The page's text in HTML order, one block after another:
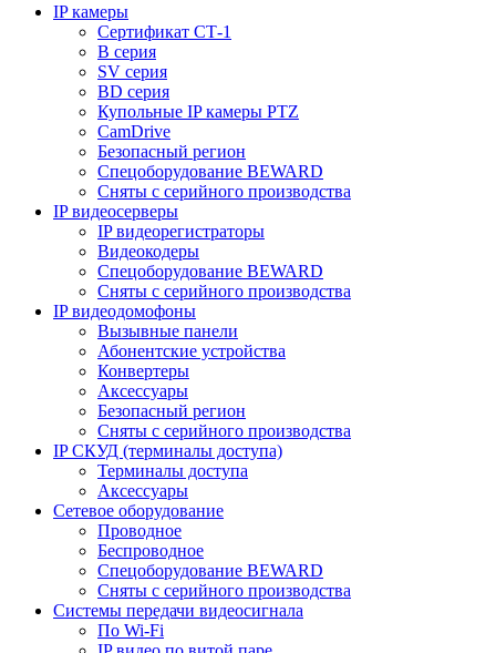
IP камеры
Сертификат СТ-1
B серия
SV серия
BD серия
Купольные IP камеры PTZ
CamDrive
Безопасный регион
Спецоборудование BEWARD
Сняты с серийного производства
IP видеосерверы
IP видеорегистраторы
Видеокодеры
Спецоборудование BEWARD
Сняты с серийного производства
IP видеодомофоны
Вызывные панели
Абонентские устройства
Конвертеры
Аксессуары
Безопасный регион
Сняты с серийного производства
IP СКУД (терминалы доступа)
Терминалы доступа
Аксессуары
Сетевое оборудование
Проводное
Беспроводное
Спецоборудование BEWARD
Сняты с серийного производства
Системы передачи видеосигнала
По Wi-Fi